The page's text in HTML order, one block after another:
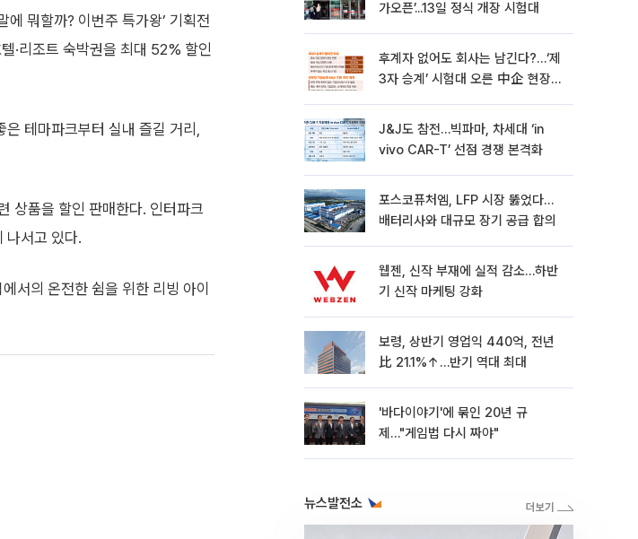
뭐할까? 이번주 특가왕’ 기획전
·리조트 숙박권을 최대 52% 할인
테마파크부터 실내 즐길 거리,
상품을 할인 판매한다. 인터파크
나서고 있다.
서의 온전한 쉼을 위한 리빙 아이
가오픈’...13일 정식 개장 시험대
후계자 없어도 회사는 남긴다?…‘제
3자 승계’ 시험대 오른 中企 현장
J&J도 참전…빅파마, 차세대 ‘in
vivo CAR-T’ 선점 경쟁 본격화
포스코퓨처엠, LFP 시장 뚫었다…
배터리사와 대규모 장기 공급 합의
웹젠, 신작 부재에 실적 감소…하반
기 신작 마케팅 강화
보령, 상반기 영업익 440억, 전년
比 21.1%↑…반기 역대 최대
'바다이야기'에 묶인 20년 규
제…"게임법 다시 짜야"
뉴스발전소